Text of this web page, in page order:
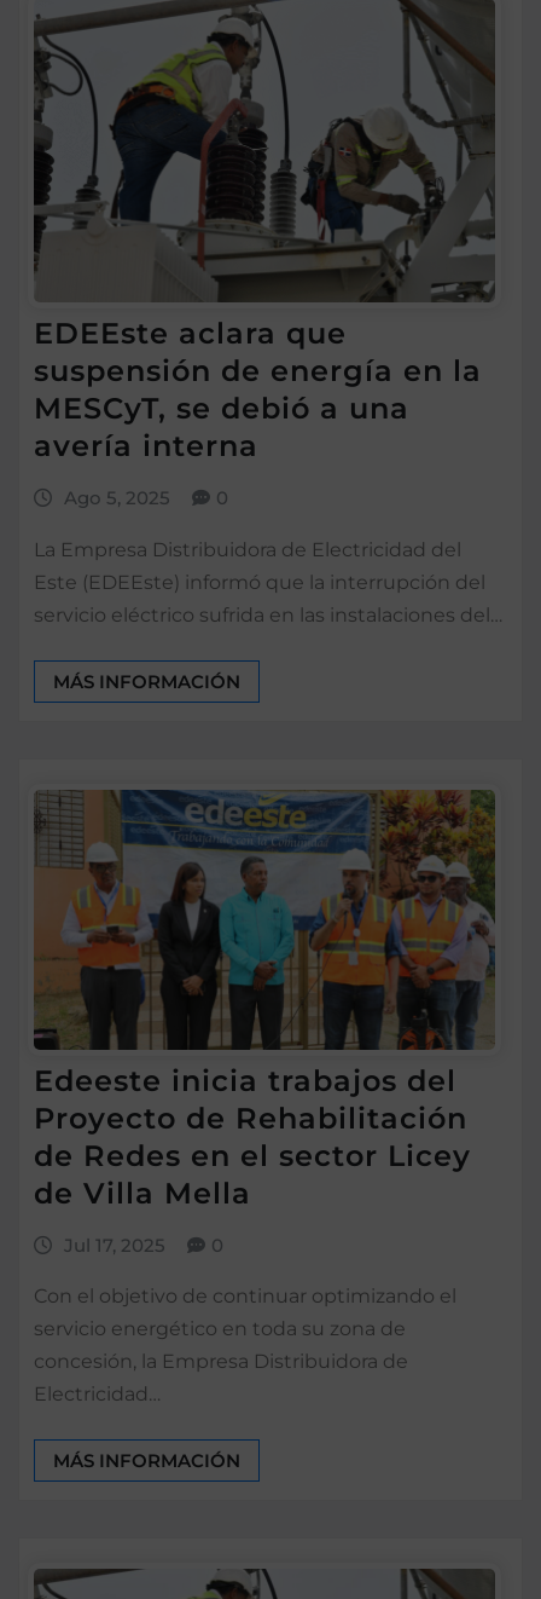
EDEEste aclara que
suspensión de energía en la
MESCyT, se debió a una
avería interna
Ago 5, 2025 0
La Empresa Distribuidora de Electricidad del
Este (EDEEste) informó que la interrupción del
servicio eléctrico sufrida en las instalaciones del…
MÁS INFORMACIÓN
Edeeste inicia trabajos del
Proyecto de Rehabilitación
de Redes en el sector Licey
de Villa Mella
Jul 17, 2025 0
Con el objetivo de continuar optimizando el
servicio energético en toda su zona de
concesión, la Empresa Distribuidora de
Electricidad…
MÁS INFORMACIÓN